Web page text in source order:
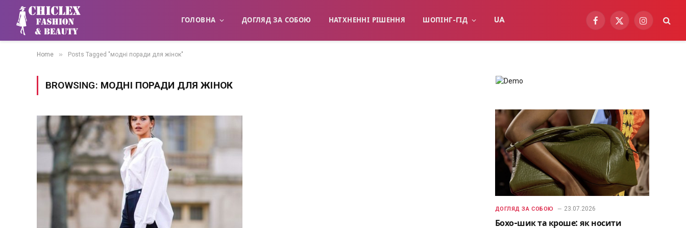
ГОЛОВНА ДОГЛЯД ЗА СОБОЮ НАТХНЕННІ РІШЕННЯ ШОПІНГ-ГІД UA
Facebook
X
Instagram
Home » Posts Tagged "модні поради для жінок"
BROWSING: МОДНІ ПОРАДИ ДЛЯ ЖІНОК
ДОГЛЯД ЗА СОБОЮ 23.07.2026
Бохо-шик та кроше: як носити